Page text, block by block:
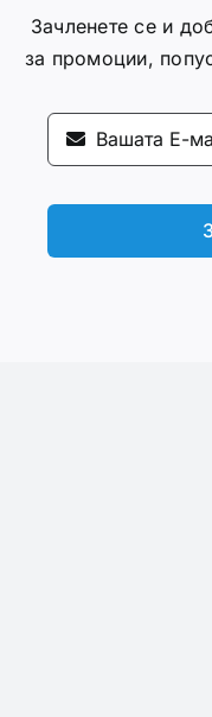
Зачленете се и
за промоции,